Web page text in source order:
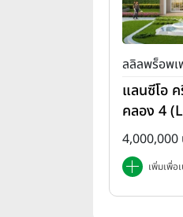
ลลิลพร็อพ
แลนซีโอ
คลอง 4
gwan
4,000,000
เพิ่มเพื่อ